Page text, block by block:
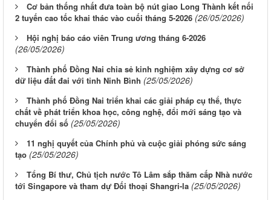
Cơ bản thống nhất đưa toàn bộ nút giao Long Thành kết nối
2 tuyến cao tốc khai thác vào cuối tháng 5-2026 (26/05/2026)
Hội nghị báo cáo viên Trung ương tháng 6-2026
(26/05/2026)
Thành phố Đồng Nai chia sẻ kinh nghiệm xây dựng cơ sở
dữ liệu đất đai với tỉnh Ninh Bình (25/05/2026)
Thành phố Đồng Nai triển khai các giải pháp cụ thể, thực
chất về phát triển khoa học, công nghệ, đổi mới sáng tạo và
chuyển đổi số (25/05/2026)
11 nghị quyết của Chính phủ và cuộc giải phóng sức sáng
tạo (25/05/2026)
Tổng Bí thư, Chủ tịch nước Tô Lâm sắp thăm cấp Nhà nước
tới Singapore và tham dự Đối thoại Shangri-la (25/05/2026)